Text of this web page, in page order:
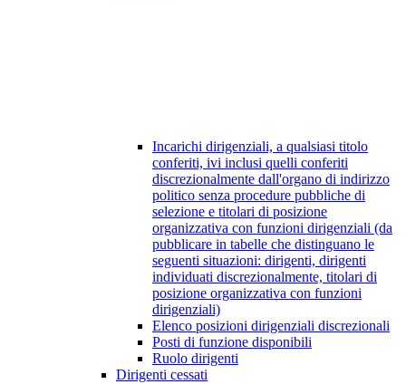
Incarichi dirigenziali, a qualsiasi titolo
conferiti, ivi inclusi quelli conferiti
discrezionalmente dall'organo di indirizzo
politico senza procedure pubbliche di
selezione e titolari di posizione
organizzativa con funzioni dirigenziali (da
pubblicare in tabelle che distinguano le
seguenti situazioni: dirigenti, dirigenti
individuati discrezionalmente, titolari di
posizione organizzativa con funzioni
dirigenziali)
Elenco posizioni dirigenziali discrezionali
Posti di funzione disponibili
Ruolo dirigenti
Dirigenti cessati